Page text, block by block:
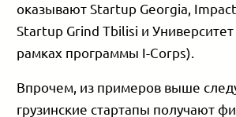
оказывают Startup Georgia,
Startup Grind Tbilisi и Университет
рамках программы I-Corps).
Впрочем, из примеров выше
грузинские стартапы получают